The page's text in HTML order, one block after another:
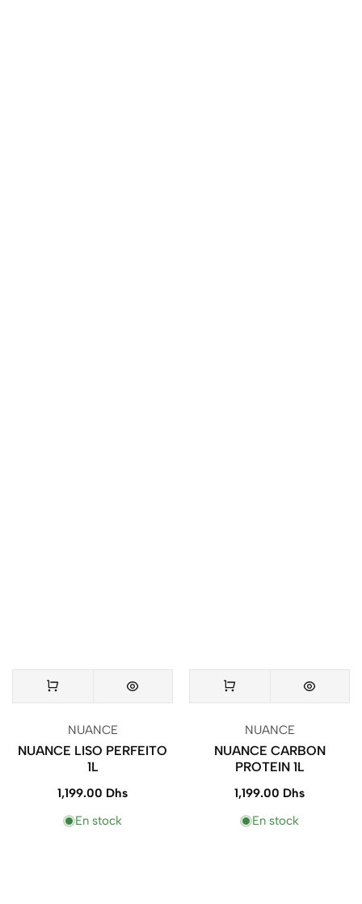
NUANCE
NUANCE LISO PERFEITO
1L
Prix
normal
1,199.00 Dhs
En stock
NUANCE
NUANCE CARBON
PROTEIN 1L
Prix
normal
1,199.00 Dhs
En stock